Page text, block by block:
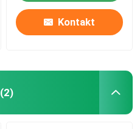
Kontakt
(2)